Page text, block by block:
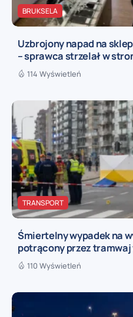
BRUKSELA
Uzbrojony napad na
– sprawca strzelał w
114 Wyświetleń
TRANSPORT
Śmiertelny wypadek na
potrącony przez tramwaj
110 Wyświetleń